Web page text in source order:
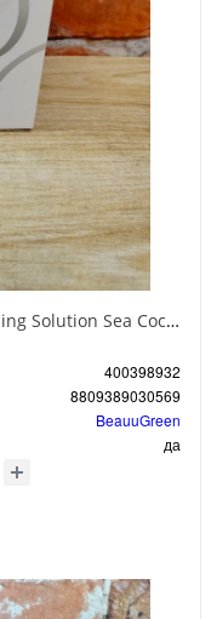
BeauuGreen Hydrogel Eye Patch Firming Solution Sea Cocumber & Black Гидрогелевые патчи для кожи вокруг глаз с экстрактом черного морского огурца 60 шт 90 гр
400398932
8809389030569
BeauuGreen
да